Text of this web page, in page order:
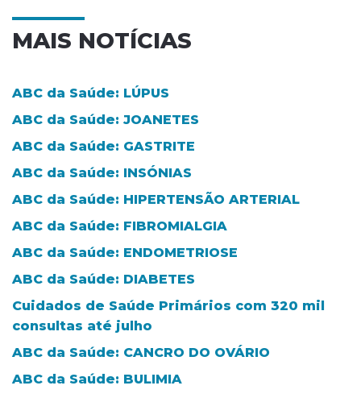
MAIS NOTÍCIAS
ABC da Saúde: LÚPUS
ABC da Saúde: JOANETES
ABC da Saúde: GASTRITE
ABC da Saúde: INSÓNIAS
ABC da Saúde: HIPERTENSÃO ARTERIAL
ABC da Saúde: FIBROMIALGIA
ABC da Saúde: ENDOMETRIOSE
ABC da Saúde: DIABETES
Cuidados de Saúde Primários com 320 mil
consultas até julho
ABC da Saúde: CANCRO DO OVÁRIO
ABC da Saúde: BULIMIA